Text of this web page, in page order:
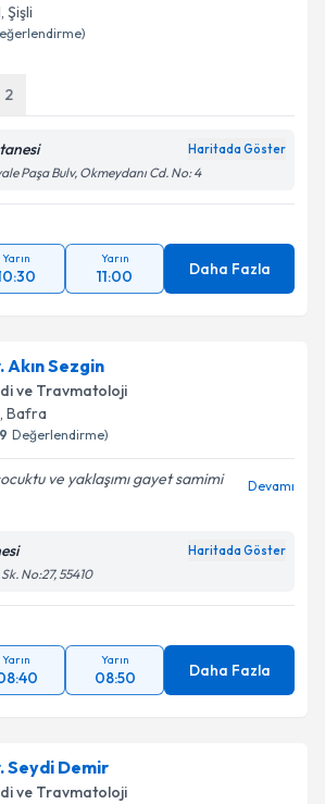
, Şişli
2
Haritada Göster
Paşa Bulv, Okmeydanı Cd. No: 4
Yarın Yarın
11:00 Daha Fazla
Akın Sezgin
ve Travmatoloji
, Bafra
Değerlendirme)
ve yaklaşımı gayet samimi
Devamı
Haritada Göster
No:27, 55410
Yarın Yarın
08:50 Daha Fazla
Seydi Demir
ve Travmatoloji